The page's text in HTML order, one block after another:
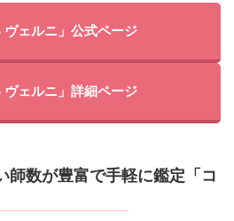
ヴェルニ」公式ページ
ヴェルニ」詳細ページ
師数が豊富で手軽に鑑定「コ